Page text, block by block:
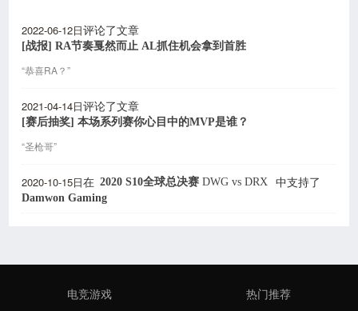
2022-06-12日评论了文章
[战报] RA节奏戛然而止 AL抓住机会拿到首胜
“恭喜RA？”
2021-04-14日评论了文章
[赛后抽奖] 本场系列赛你心目中的MVP是谁？
“圣枪哥”
2020-10-15日在 2020 S10全球总决赛DWG vs DRX
中支持了
Damwon Gaming
电竞游戏 热门推荐